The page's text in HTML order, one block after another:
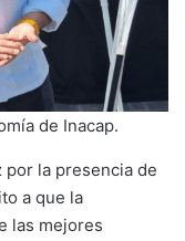
de Inacap.
la presencia de
a que la
las mejores